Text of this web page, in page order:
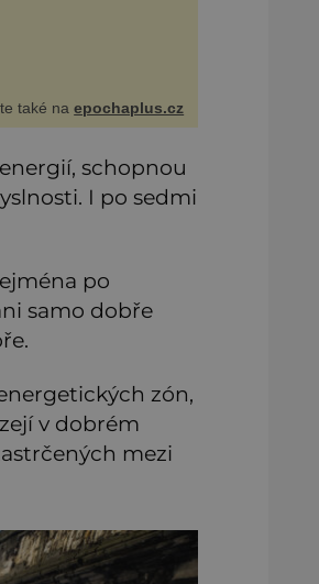
také naepochaplus.cz
schopnou
I po sedmi
po
samo dobře
zón,
v dobrém
mezi